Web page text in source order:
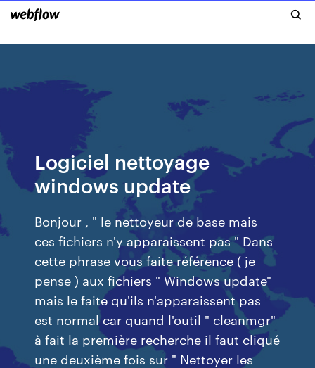
Logiciel nettoyage
windows update
Bonjour , " le nettoyeur de base mais
ces fichiers n'y apparaissent pas " Dans
cette phrase vous faite référence ( je
pense ) aux fichiers " Windows update"
mais le faite qu'ils n'apparaissent pas
est normal car quand l'outil " cleanmgr"
à fait la première recherche il faut cliqué
une deuxième fois sur " Nettoyer les